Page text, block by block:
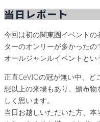
当日レポート
今回は初の関東圏イベント
ターのオンリーが多かった
オールジャンルイベントとい
正直CeVIOの冠が無い中、
想以上の来場もあり、頒布
しく思います。
当日お越しいただいた方、本